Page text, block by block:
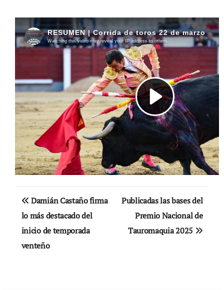
Navegación
de
entradas
Damián Castaño firma
lo más destacado del
inicio de temporada
venteño
Publicadas las bases del
Premio Nacional de
Tauromaquia 2025